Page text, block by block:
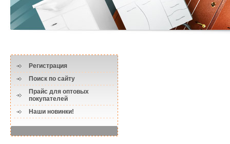
Регистрация
Поиск по сайту
Прайс для оптовых
покупателей
Наши новинки!